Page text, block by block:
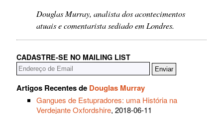
Douglas Murray, analista dos acontecimentos
atuais e comentarista sediado em Londres.
CADASTRE-SE NO MAILING LIST
Artigos Recentes de Douglas Murray
Gangues de Estupradores: uma História na
Verdejante Oxfordshire, 2018-06-11